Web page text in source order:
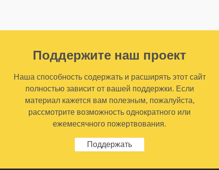
Поддержите наш проект
Наша способность содержать и расширять этот сайт
полностью зависит от вашей поддержки. Если
материал кажется вам полезным, пожалуйста,
рассмотрите возможность однократного или
ежемесячного пожертвования.
Поддержать